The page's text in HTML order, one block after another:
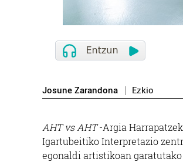
Josune Zarandona Ezkio
AHT vs AHT-Argia
Igartubeitiko Interpretazio
egonaldi artistikoan garatutako